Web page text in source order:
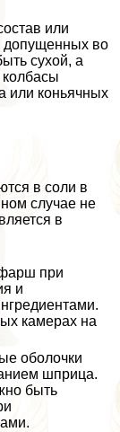
или
допущенных во
сухой, а
или коньячных
в соли в
случае не
в
при
и
камерах на
оболочки
шприца.
быть